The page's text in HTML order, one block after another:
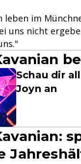
leben im
uns nicht
Schau dir
Joyn an